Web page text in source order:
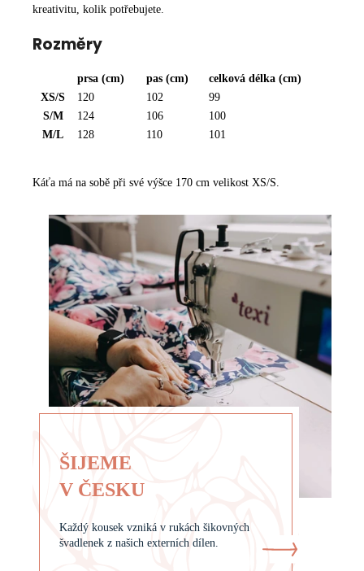
kreativitu, kolik potřebujete.
Rozměry
Z
Ě
R
Y
Š
A
T
Y
prsa (cm) pas (cm) celková délka (cm)
XS/S
120 102
99
S/M
124 106
100
M/L
128 110 101
Káťa má na sobě při své výšce 170 cm velikost XS/S.
ŠIJEME
V ČESKU
Každý kousek vzniká v rukách šikovných
švadlenek z našich externích dílen.